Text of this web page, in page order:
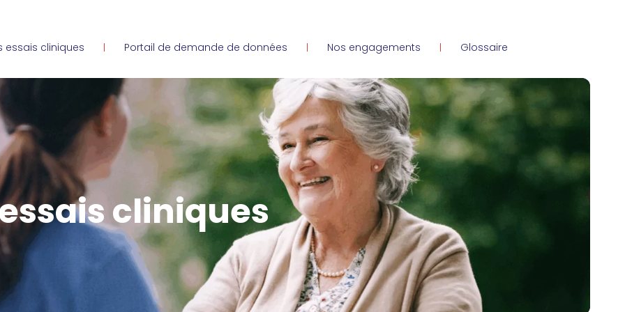
essais cliniques Portail de demande de données Nos engagements Glossaire
cliniques